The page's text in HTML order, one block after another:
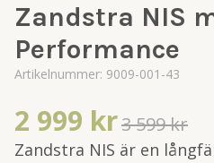
Zandstra NIS
Performance
Artikelnummer: 9009-001-43
2 999 kr3 599 kr
Zandstra NIS är en